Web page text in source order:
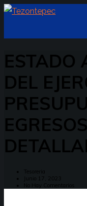
ESTADO
DEL
EGRESOS
Tesoreria
Junio 17, 2023
No Hay Comentarios